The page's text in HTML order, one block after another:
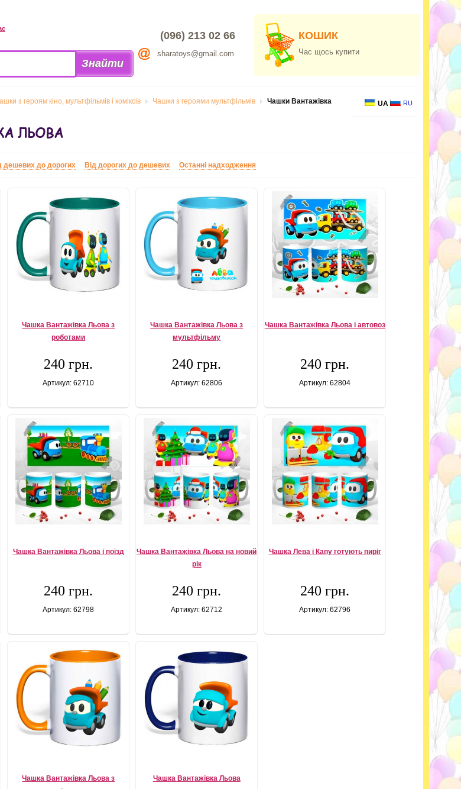
(096) 213 02 66
sharatoys@gmail.com
КОШИК
Час щось купити
з героям кіно, мультфільмів і коміксів Чашки з героями мультфільмів
Чашки Вантажівка
UA RU
ЛЬОВА
дешевих до дорогих Від дорогих до дешевих Останні надходження
Чашка Вантажівка Льова з
роботами
240 грн.
Артикул: 62710
Чашка Вантажівка Льова з
мультфільму
240 грн.
Артикул: 62806
Чашка Вантажівка Льова і автовоз
240 грн.
Артикул: 62804
Чашка Вантажівка Льова і поїзд
240 грн.
Артикул: 62798
Чашка Вантажівка Льова на новий
рік
240 грн.
Артикул: 62712
Чашка Лева і Капу готують пиріг
240 грн.
Артикул: 62796
Чашка Вантажівка Льова з
Чашка Вантажівка Льова